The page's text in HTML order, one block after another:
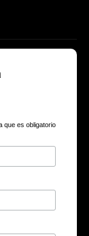
que es obligatorio